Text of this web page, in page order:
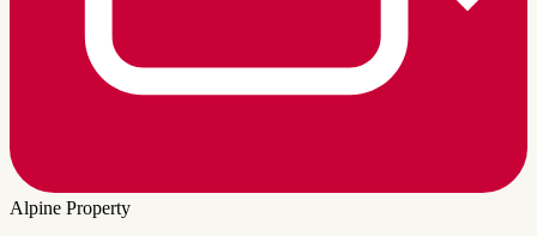
Alpine Property